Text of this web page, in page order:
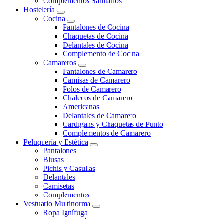
Hostelería
Cocina
Pantalones de Cocina
Chaquetas de Cocina
Delantales de Cocina
Complemento de Cocina
Camareros
Pantalones de Camarero
Camisas de Camarero
Polos de Camarero
Chalecos de Camarero
Americanas
Delantales de Camarero
Cardigans y Chaquetas de Punto
Complementos de Camarero
Peluquería y Estética
Pantalones
Blusas
Pichis y Casullas
Delantales
Camisetas
Complementos
Vestuario Multinorma
Ropa Ignífuga